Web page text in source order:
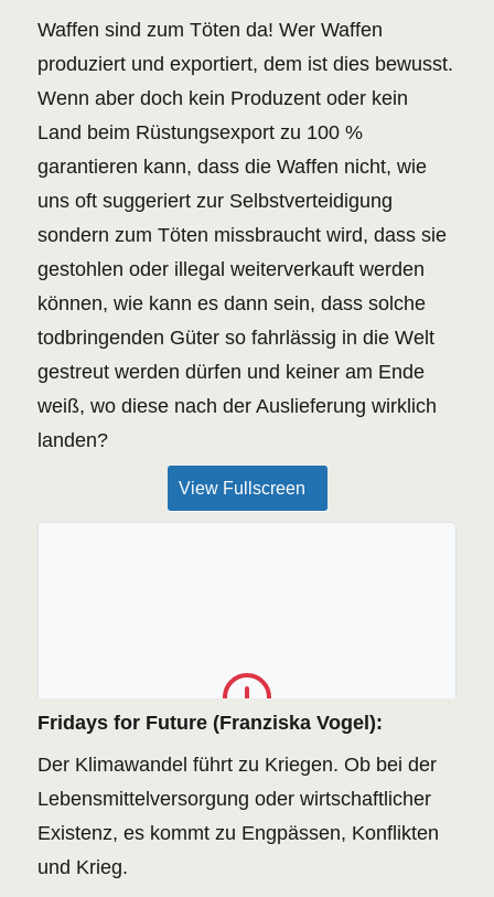
Waffen sind zum Töten da! Wer Waffen
produziert und exportiert, dem ist dies bewusst.
Wenn aber doch kein Produzent oder kein
Land beim Rüstungsexport zu 100 %
garantieren kann, dass die Waffen nicht, wie
uns oft suggeriert zur Selbstverteidigung
sondern zum Töten missbraucht wird, dass sie
gestohlen oder illegal weiterverkauft werden
können, wie kann es dann sein, dass solche
todbringenden Güter so fahrlässig in die Welt
gestreut werden dürfen und keiner am Ende
weiß, wo diese nach der Auslieferung wirklich
landen?
View Fullscreen
The PDF file could not be found or the server
returned an error.
RETRY
Fridays for Future (Franziska Vogel):
Der Klimawandel führt zu Kriegen. Ob bei der
Lebensmittelversorgung oder wirtschaftlicher
Existenz, es kommt zu Engpässen, Konflikten
und Krieg.